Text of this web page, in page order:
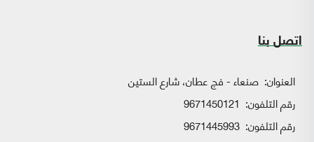
اتصل بنا
العنوان: صنعاء - فج عطان، شارع الستين
رقم التلفون: 9671450121
رقم التلفون: 9671445993